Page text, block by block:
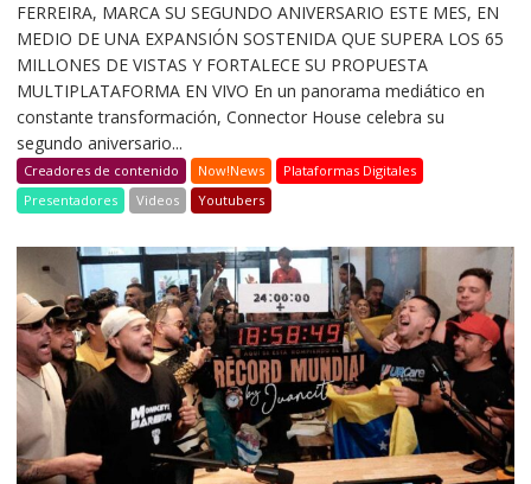
FERREIRA, MARCA SU SEGUNDO ANIVERSARIO ESTE MES, EN
MEDIO DE UNA EXPANSIÓN SOSTENIDA QUE SUPERA LOS 65
MILLONES DE VISTAS Y FORTALECE SU PROPUESTA
MULTIPLATAFORMA EN VIVO En un panorama mediático en
constante transformación, Connector House celebra su
segundo aniversario...
Creadores de contenido Now!News
Plataformas Digitales
Presentadores
Videos Youtubers